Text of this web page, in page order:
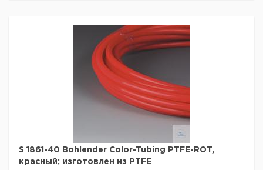
280 г
Данные для перевозки (реальные данные могут
Страна происхождения:Германия
S 1861-40 Bohlender Color-Tubing PTFE-ROT,
красный; изготовлен из PTFE